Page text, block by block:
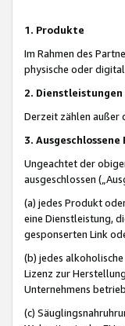
1. Produkte
Im Rahmen des
physische oder
2. Dienstleistungen
Derzeit zählen außer
3.
Ungeachtet der
ausgeschlossen
(a) jedes Produkt
eine Dienstleistung,
gesponserten Link
(b) jedes
Lizenz zur
Unternehmens
(c)